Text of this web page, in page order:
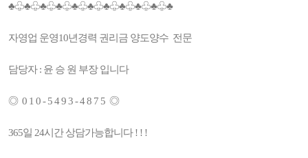
♣♧♣♧♣♧♣♧♣♧♣♧♣♧♣♧♣♧♣♧♣
자영업 운영10년경력 권리금 양도양수 전문
담당자 : 윤 승 원 부장 입니다
◎ 0 1 0 - 5 4 9 3 - 4 8 7 5 ◎
365일 24시간 상담가능합니다 ! ! !